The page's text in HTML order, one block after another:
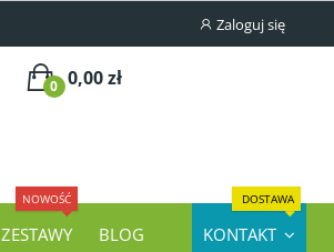
Zaloguj się
0,00 zł
0
ZESTAWY
NOWOŚĆ
BLOG KONTAKT
DOSTAWA